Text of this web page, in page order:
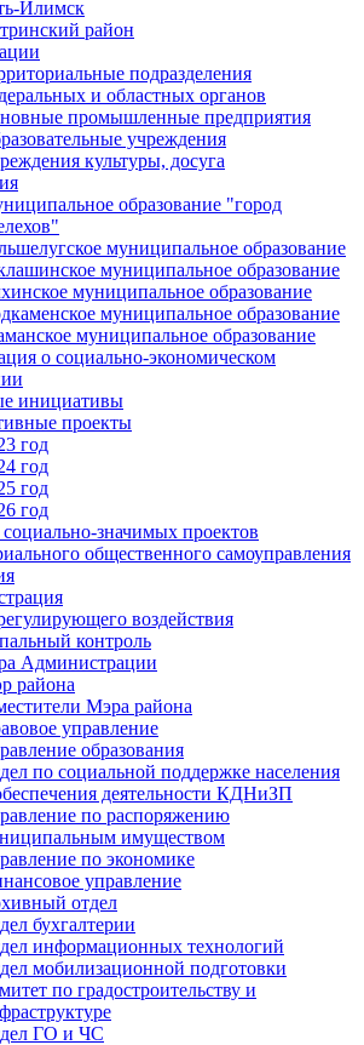
Илимск
район
подразделения
и областных органов
промышленные предприятия
учреждения
культуры, досуга
образование "город
муниципальное образование
муниципальное образование
муниципальное образование
муниципальное образование
муниципальное образование
о социально-экономическом
инициативы
проекты
год
год
год
год
значимых проектов
общественного самоуправления
воздействия
контроль
Администрации
района
Мэра района
управление
образования
по социальной поддержке населения
деятельности КДНиЗП
по распоряжению
имуществом
по экономике
управление
отдел
бухгалтерии
информационных технологий
мобилизационной подготовки
по градостроительству и
ГО и ЧС